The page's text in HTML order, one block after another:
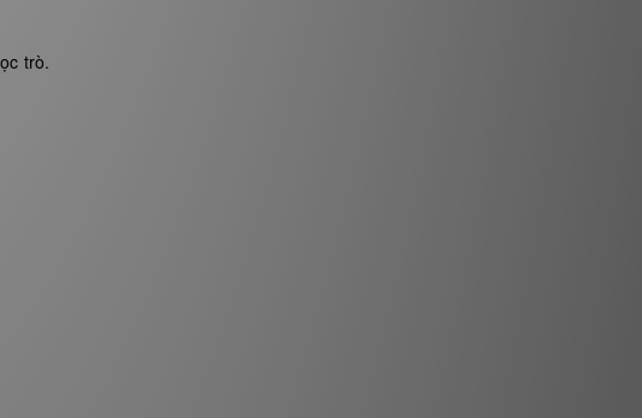
trò.